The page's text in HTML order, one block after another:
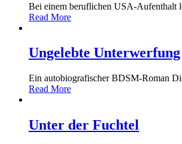
Bei einem beruflichen USA-Aufenthalt
Read More
Ungelebte Unterwerfung
Ein autobiografischer BDSM-Roman
Read More
Unter der Fuchtel